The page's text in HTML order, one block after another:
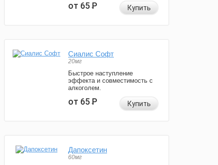
от 65Р Купить
Сиалис Софт
20мг
Быстрое наступление
эффекта и совместимость с
алкоголем.
от 65Р Купить
Дапоксетин
60мг